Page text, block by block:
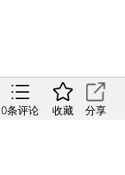
0条评论 收藏 分享